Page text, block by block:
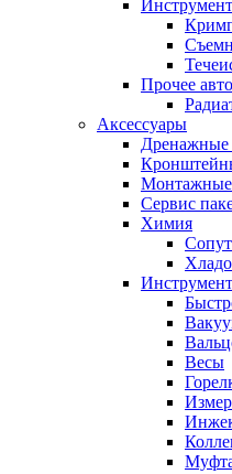
Прочее авто
Аксессуары
Сервис
Химия
Инструмент
Весы